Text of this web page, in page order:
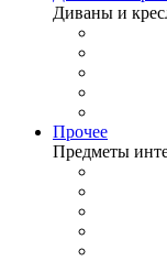
Диваны и
Прочее
Предметы